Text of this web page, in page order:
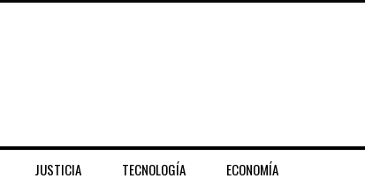
JUSTICIA TECNOLOGÍA ECONOMÍA